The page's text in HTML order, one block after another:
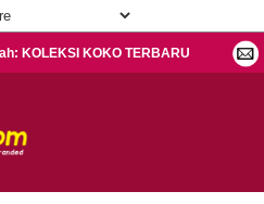
KOLEKSI KOKO TERBARU